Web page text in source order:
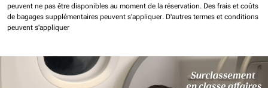
peuvent ne pas être disponibles au moment de la réservation. Des frais et coûts
de bagages supplémentaires peuvent s'appliquer. D'autres termes et conditions
peuvent s'appliquer